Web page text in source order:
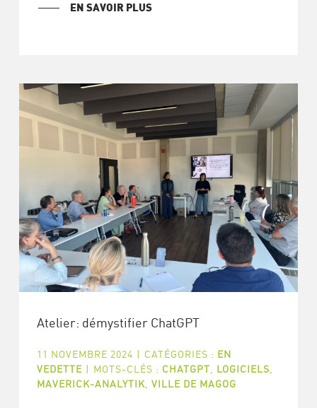
EN SAVOIR PLUS
Atelier: démystifier ChatGPT
11 NOVEMBRE 2024 | CATÉGORIES : EN
VEDETTE | MOTS-CLÉS : CHATGPT LOGICIELS
MAVERICK-ANALYTIK VILLE DE MAGOG